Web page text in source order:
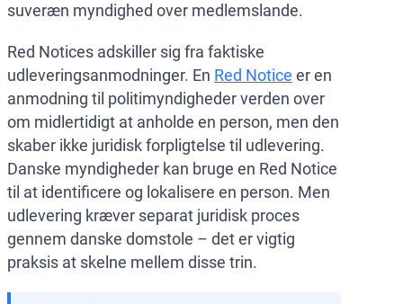
suveræn myndighed over medlemslande.
Red Notices adskiller sig fra faktiske
udleveringsanmodninger. En Red Notice er en
anmodning til politimyndigheder verden over
om midlertidigt at anholde en person, men den
skaber ikke juridisk forpligtelse til udlevering.
Danske myndigheder kan bruge en Red Notice
til at identificere og lokalisere en person. Men
udlevering kræver separat juridisk proces
gennem danske domstole – det er vigtig
praksis at skelne mellem disse trin.